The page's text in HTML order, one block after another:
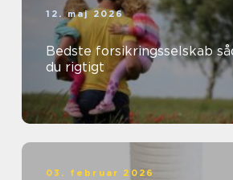
12. maj 2026
Bedste forsikringsselskab sådan vælger
du rigtigt
03. februar 2026